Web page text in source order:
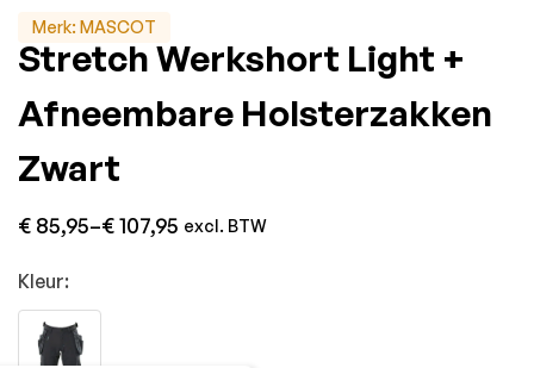
Merk: MASCOT
Stretch Werkshort Light +
Afneembare Holsterzakken
Zwart
€ 85,95–€107,95 excl. BTW
Kleur: